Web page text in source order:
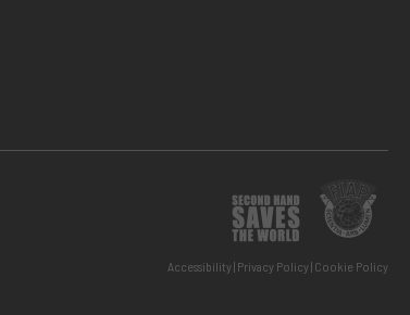
Accessibility Privacy Policy Cookie Policy